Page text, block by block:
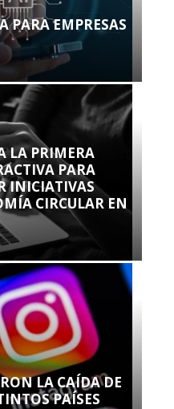
PARA EMPRESAS
LA PRIMERA
PARA
INICIATIVAS
CIRCULAR EN
LA CAÍDA DE
PAÍSES